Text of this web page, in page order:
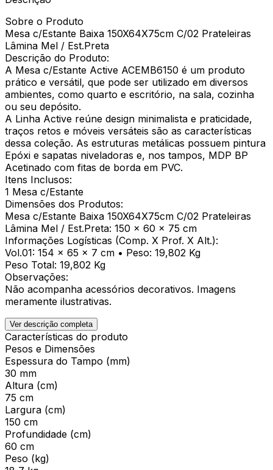
Sobre o Produto
Mesa c/Estante Baixa 150X64X75cm C/02 Prateleiras
Lâmina Mel / Est.Preta
Descrição do Produto:
A Mesa c/Estante Active ACEMB6150 é um produto
prático e versátil, que pode ser utilizado em diversos
ambientes, como quarto e escritório, na sala, cozinha
ou seu depósito.
A Linha Active reúne design minimalista e praticidade,
traços retos e móveis versáteis são as características
dessa coleção. As estruturas metálicas possuem pintura
Epóxi e sapatas niveladoras e, nos tampos, MDP BP
Acetinado com fitas de borda em PVC.
Itens Inclusos:
1 Mesa c/Estante
Dimensões dos Produtos:
Mesa c/Estante Baixa 150X64X75cm C/02 Prateleiras
Lâmina Mel / Est.Preta: 150 x 60 x 75 cm
Informações Logísticas (Comp. X Prof. X Alt.):
Vol.01: 154 x 65 x 7 cm • Peso: 19,802 Kg
Peso Total: 19,802 Kg
Observações:
Não acompanha acessórios decorativos. Imagens
meramente ilustrativas.
Ver descrição completa
Características do produto
Pesos e Dimensões
Espessura do Tampo (mm)
30 mm
Altura (cm)
75 cm
Largura (cm)
150 cm
Profundidade (cm)
60 cm
Peso (kg)